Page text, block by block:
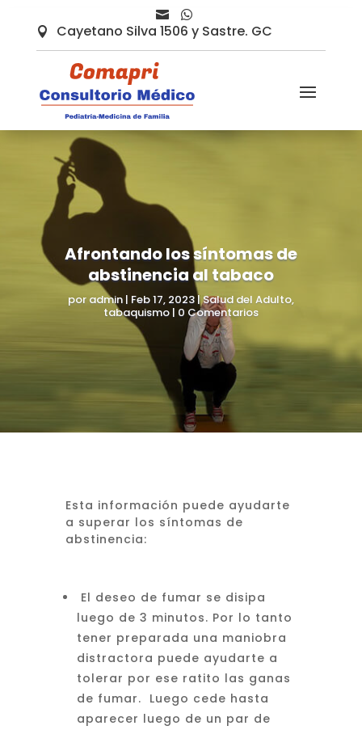



Cayetano Silva 1506 y Sastre. GC
Afrontando los síntomas de
abstinencia al tabaco
por admin| Feb 17, 2023|Salud del Adulto,
tabaquismo| 0 Comentarios
Esta información puede ayudarte
a superar los síntomas de
abstinencia:
El deseo de fumar se disipa
luego de 3 minutos. Por lo tanto
tener preparada una maniobra
distractora puede ayudarte a
tolerar por ese ratito las ganas
de fumar. Luego cede hasta
aparecer luego de un par de